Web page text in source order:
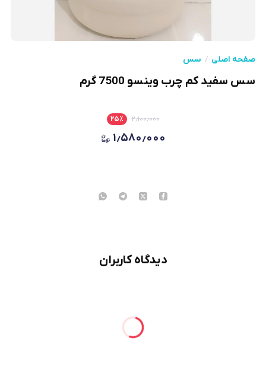
صفحه اصلی سس
سس سفید کم چرب وینسو 7500 گرم
۲٫۱۰۰٫۰۰۰ ۲۵٪
۱٫۵۸۰٫۰۰۰
دیدگاه کاربران